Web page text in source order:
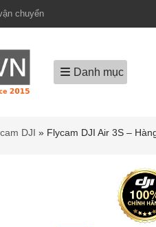
chuyển
Danh mục
DJI » Flycam DJI Air 3S –